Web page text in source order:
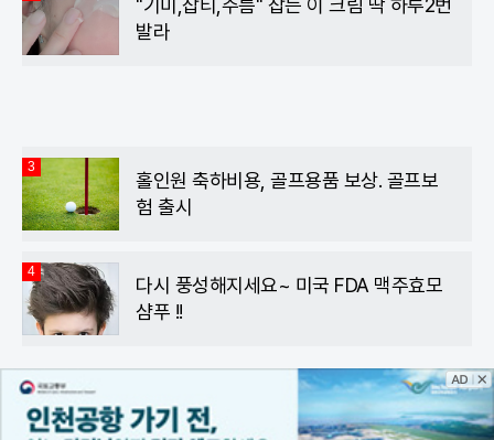
"기미,잡티,주름" 잡는 이 크림 딱 하루2번
발라
3
홀인원 축하비용, 골프용품 보상. 골프보
험 출시
4
다시 풍성해지세요~ 미국 FDA 맥주효모
샴푸 !!